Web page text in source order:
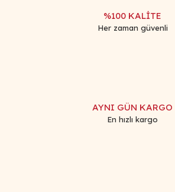
%100 KALİTE
Her zaman güvenli
AYNI GÜN KARGO
En hızlı kargo